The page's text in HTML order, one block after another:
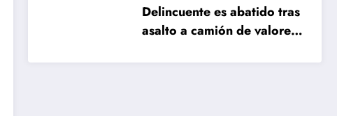
Delincuente es abatido tras
asalto a camión de valores